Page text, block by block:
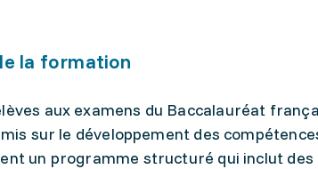
la formation
aux examens du Baccalauréat
sur le développement des
un programme structuré qui inclut